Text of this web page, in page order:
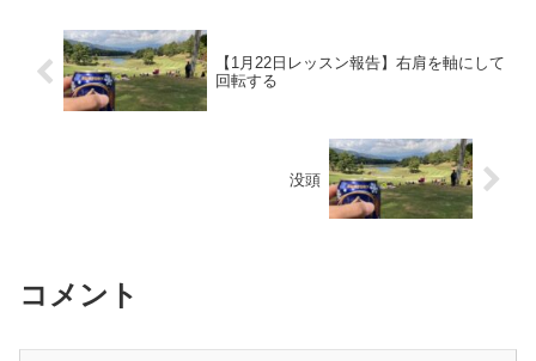
【1月22日レッスン報告】右肩を軸にして
回転する
没頭
コメント